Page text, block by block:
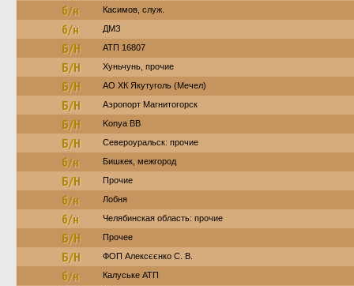
б/н Касимов, служ.
б/н ДМЗ
Б/Н АТП 16807
Б/Н Хуньчунь, прочие
Б/Н АО ХК Якутуголь (Мечел)
Б/Н Аэропорт Магнитогорск
Б/Н Konya BB
Б/Н Североуральск: прочие
б/н Бишкек, межгород
Б/Н Прочие
б/н Лобня
б/н Челябинская область: прочие
Б/Н Прочее
Б/Н ФОП Алексєєнко С. В.
б/н Калуське АТП